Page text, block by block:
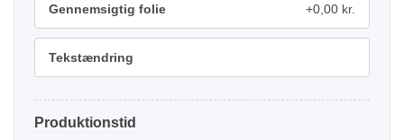
Gennemsigtig folie +0,00 kr.
Tekstændring
Produktionstid